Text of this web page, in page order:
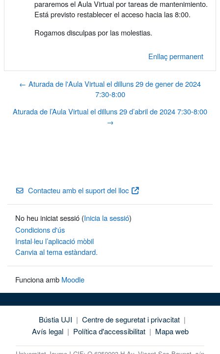
pararemos el Aula Virtual por tareas de mantenimiento.
Está previsto restablecer el acceso hacia las 8:00.
Rogamos disculpas por las molestias.
Enllaç permanent
← Aturada de l'Aula Virtual el dilluns 29 de gener de 2024
7:30-8:00
Aturada de l’Aula Virtual el dilluns 29 d’abril de 2024 7:30-8:00
→
Contacteu amb el suport del lloc
No heu iniciat sessió (Inicia la sessió)
Condicions d'ús
Instal·leu l’aplicació mòbil
Canvia al tema estàndard.
Funciona amb Moodle
Bústia UJI | Centre de seguretat i privacitat |
Avís legal | Política d'accessibilitat | Mapa web